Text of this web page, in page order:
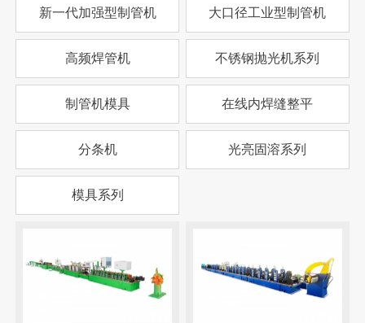
新一代加强型制管机 大口径工业型制管机
高频焊管机 不锈钢抛光机系列
制管机模具 在线内焊缝整平
分条机 光亮固溶系列
模具系列